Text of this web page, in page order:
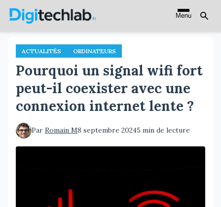
Aller
principal
Menu
ACTUALITÉS ORDINATEURS
Pourquoi un signal wifi fort
peut-il coexister avec une
connexion internet lente ?
Par Romain M8 septembre 20245 min de lecture